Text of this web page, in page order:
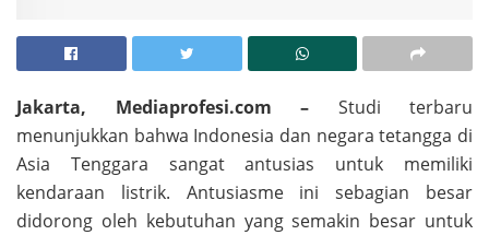
Jakarta, Mediaprofesi.com – Studi terbaru
menunjukkan bahwa Indonesia dan negara tetangga di
Asia Tenggara sangat antusias untuk memiliki
kendaraan listrik. Antusiasme ini sebagian besar
didorong oleh kebutuhan yang semakin besar untuk